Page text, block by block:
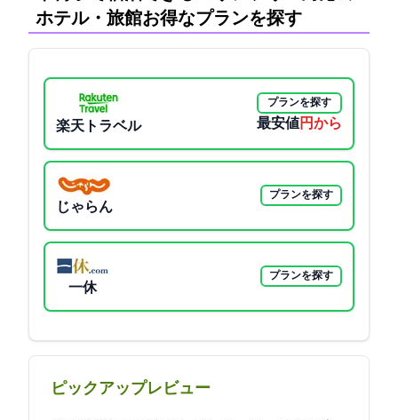
ホテル・旅館:お得なプランを探す
楽天トラベル
プランを探す
最安値8800円から
じゃらん
プランを探す
一休
プランを探す
ピックアップレビュー